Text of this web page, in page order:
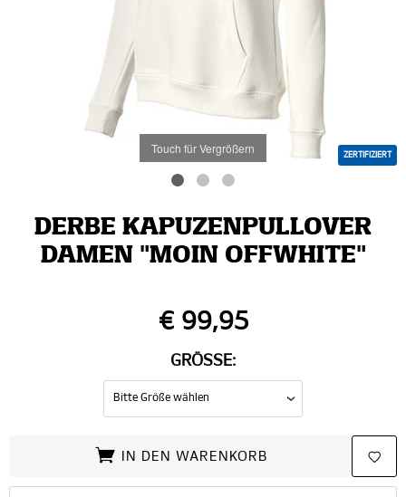
Touch für Vergrößern ZERTIFIZIERT
DERBE KAPUZENPULLOVER
DAMEN "MOIN OFFWHITE"
€ 99,95
GRÖSSE:
IN DEN WARENKORB